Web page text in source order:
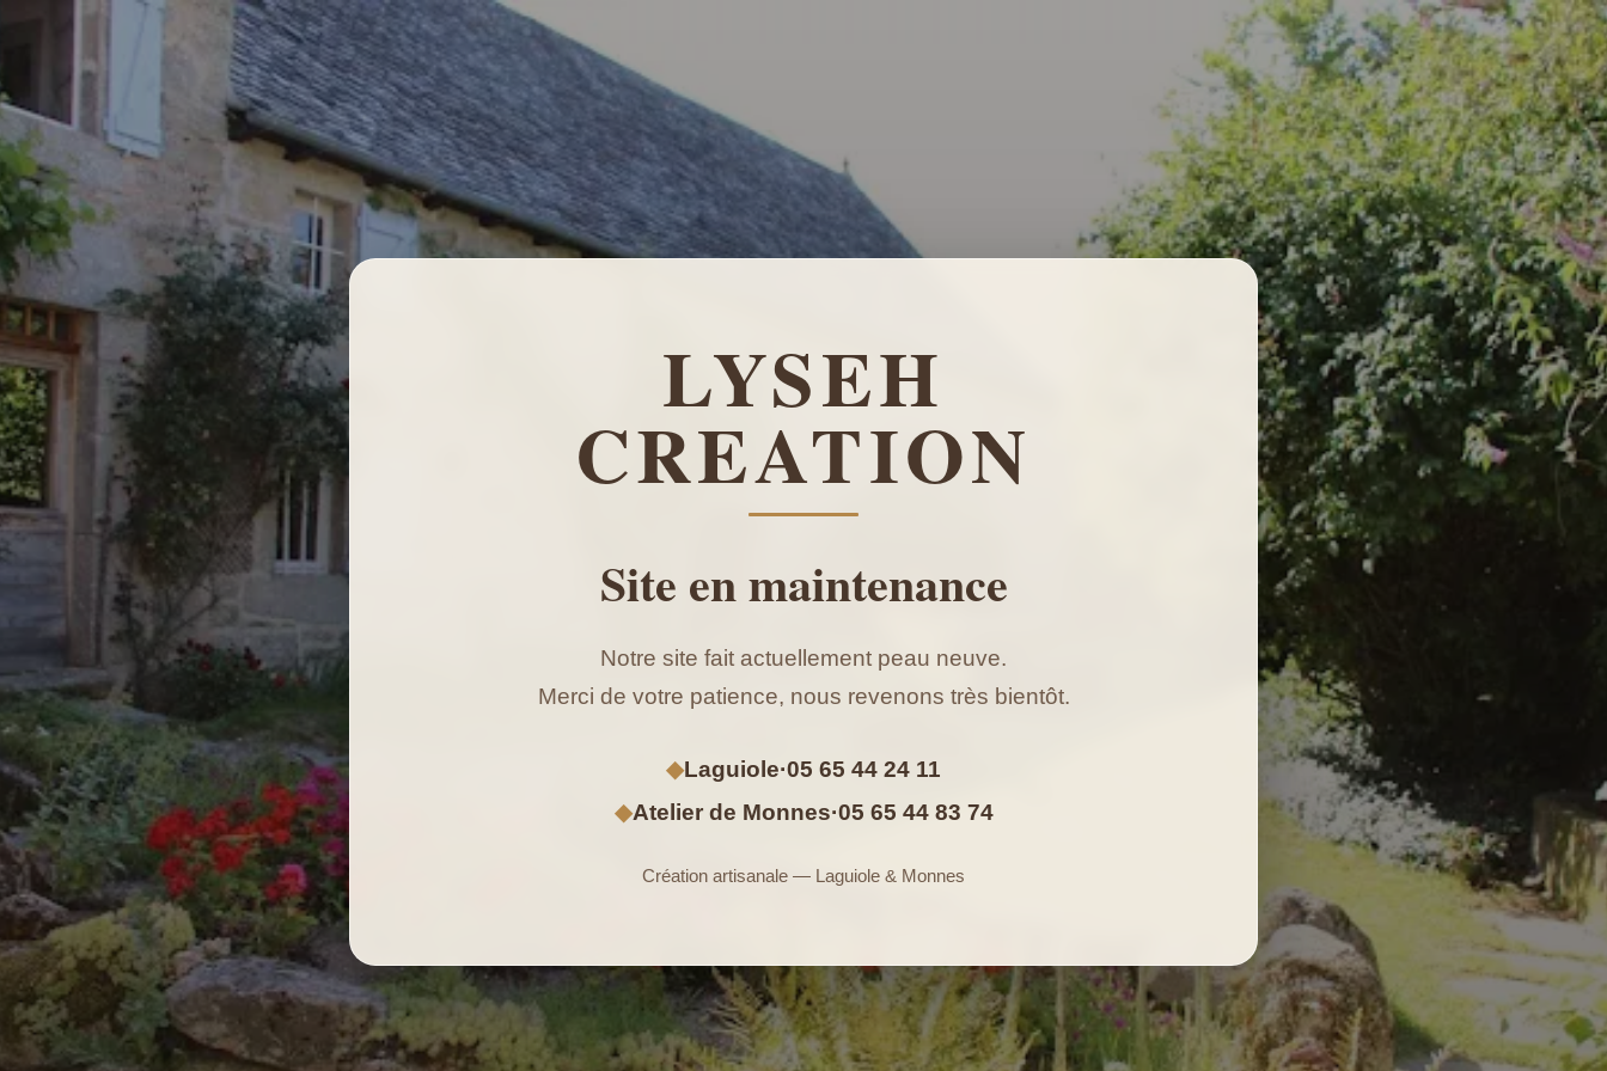
LYSEH
CREATION
Site en maintenance
Notre site fait actuellement peau neuve.
Merci de votre patience, nous revenons très bientôt.
◆Laguiole·05 65 44 24 11
◆Atelier de Monnes·05 65 44 83 74
Création artisanale — Laguiole & Monnes